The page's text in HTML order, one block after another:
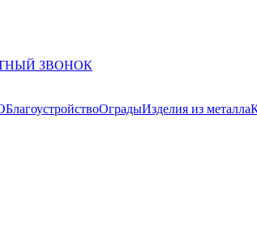
ЗВОНОК
БлагоустройствоОградыИзделия из металла